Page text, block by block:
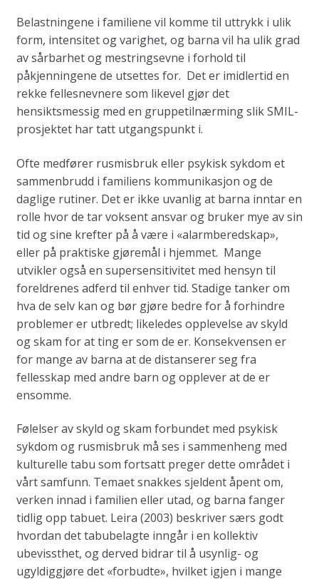
Belastningene i familiene vil komme til uttrykk i ulik
form, intensitet og varighet, og barna vil ha ulik grad
av sårbarhet og mestringsevne i forhold til
påkjenningene de utsettes for. Det er imidlertid en
rekke fellesnevnere som likevel gjør det
hensiktsmessig med en gruppetilnærming slik SMIL-
prosjektet har tatt utgangspunkt i.
Ofte medfører rusmisbruk eller psykisk sykdom et
sammenbrudd i familiens kommunikasjon og de
daglige rutiner. Det er ikke uvanlig at barna inntar en
rolle hvor de tar voksent ansvar og bruker mye av sin
tid og sine krefter på å være i «alarmberedskap»,
eller på praktiske gjøremål i hjemmet. Mange
utvikler også en supersensitivitet med hensyn til
foreldrenes adferd til enhver tid. Stadige tanker om
hva de selv kan og bør gjøre bedre for å forhindre
problemer er utbredt; likeledes opplevelse av skyld
og skam for at ting er som de er. Konsekvensen er
for mange av barna at de distanserer seg fra
fellesskap med andre barn og opplever at de er
ensomme.
Følelser av skyld og skam forbundet med psykisk
sykdom og rusmisbruk må ses i sammenheng med
kulturelle tabu som fortsatt preger dette området i
vårt samfunn. Temaet snakkes sjeldent åpent om,
verken innad i familien eller utad, og barna fanger
tidlig opp tabuet. Leira (2003) beskriver særs godt
hvordan det tabubelagte inngår i en kollektiv
ubevissthet, og derved bidrar til å usynlig- og
ugyldiggjøre det «forbudte», hvilket igjen i mange